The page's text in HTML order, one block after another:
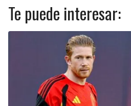
Te puede interesar: